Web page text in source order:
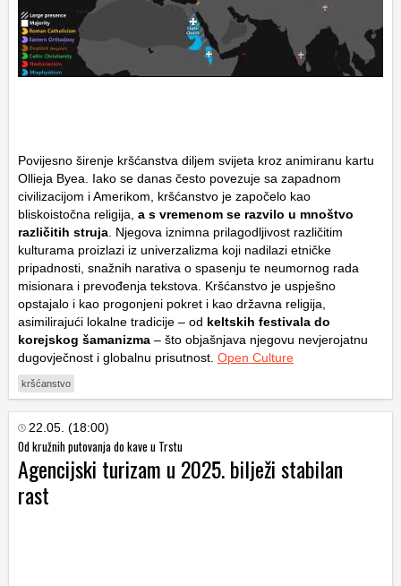
Povijesno širenje kršćanstva diljem svijeta kroz animiranu kartu
Ollieja Byea. Iako se danas često povezuje sa zapadnom
civilizacijom i Amerikom, kršćanstvo je započelo kao
bliskoistočna religija, a s vremenom se razvilo u mnoštvo
različitih struja . Njegova iznimna prilagodljivost različitim
kulturama proizlazi iz univerzalizma koji nadilazi etničke
pripadnosti, snažnih narativa o spasenju te neumornog rada
misionara i prevođenja tekstova. Kršćanstvo je uspješno
opstajalo i kao progonjeni pokret i kao državna religija,
asimilirajući lokalne tradicije – od keltskih festivala do
korejskog šamanizma – što objašnjava njegovu nevjerojatnu
dugovječnost i globalnu prisutnost. Open Culture
kršćanstvo
22.05. (18:00)
Od kružnih putovanja do kave u Trstu
Agencijski turizam u 2025. bilježi stabilan
rast